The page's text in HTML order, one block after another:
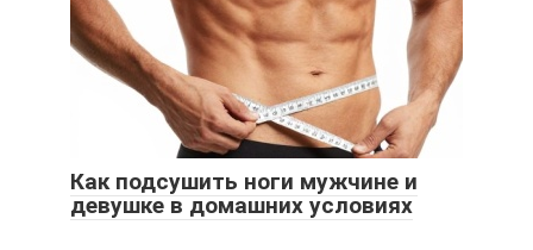
Как подсушить ноги мужчине и
девушке в домашних условиях